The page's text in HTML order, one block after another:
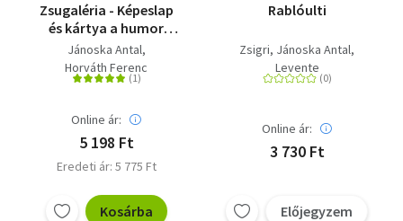
Zsugaléria - Képeslap
és kártya a humor
tükrében
Jánoska Antal
Horváth Ferenc
Online ár:
5 198 Ft
Eredeti ár: 5 775 Ft
Kosárba
Rablóulti
Zsigri Jánoska Antal
Levente
Online ár:
3 730 Ft
Előjegyzem